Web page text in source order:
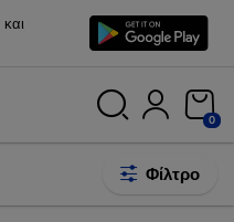
και
0
Φίλτρο